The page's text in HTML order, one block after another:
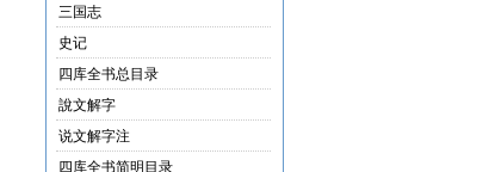
三国志
史记
四库全书总目录
說文解字
说文解字注
四库全书简明目录